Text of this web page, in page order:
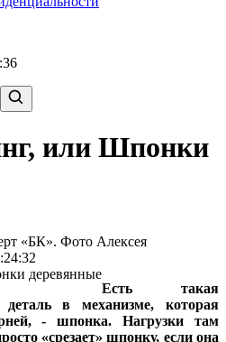
или Шпонки
«БК». Фото Алексея
Есть такая
деталь в механизме, которая
- шпонка. Нагрузки там
«срезает» шпонку, если она